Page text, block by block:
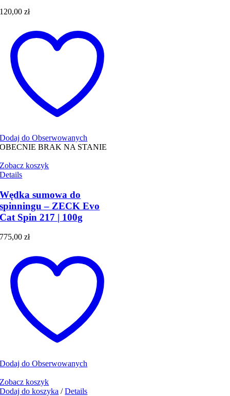
120,00zł
Dodaj do Obserwowanych
OBECNIE BRAK NA STANIE
Zobacz koszyk
Details
Wędka sumowa do
spinningu – ZECK Evo
Cat Spin 217 | 100g
775,00zł
Dodaj do Obserwowanych
Zobacz koszyk
Dodaj do koszyka / Details